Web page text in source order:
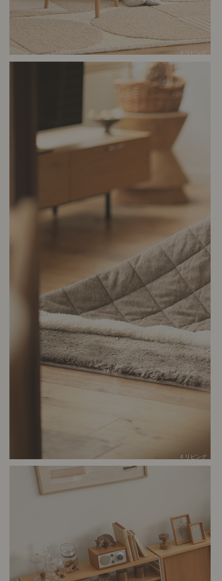
# リビング
# リビング